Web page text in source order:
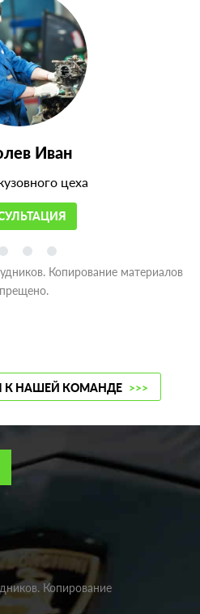
Иван
цеха
Копирование материалов
К НАШЕЙ КОМАНДЕ >>>
Копирование